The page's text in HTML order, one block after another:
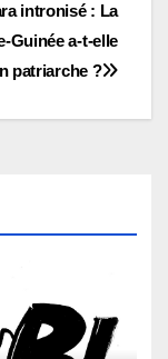
intronisé : La
Guinée a-t-elle
patriarche ?